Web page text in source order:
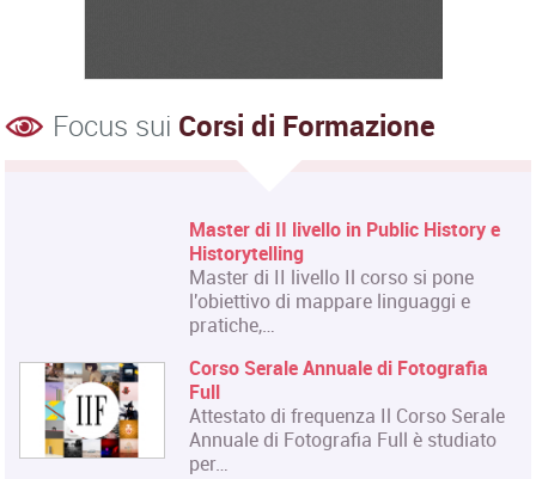
Focus sui Corsi di Formazione
Master di II livello in Public History e
Historytelling
Master di II livello Il corso si pone
l'obiettivo di mappare linguaggi e
pratiche,…
Corso Serale Annuale di Fotografia
Full
Attestato di frequenza Il Corso Serale
Annuale di Fotografia Full è studiato
per…